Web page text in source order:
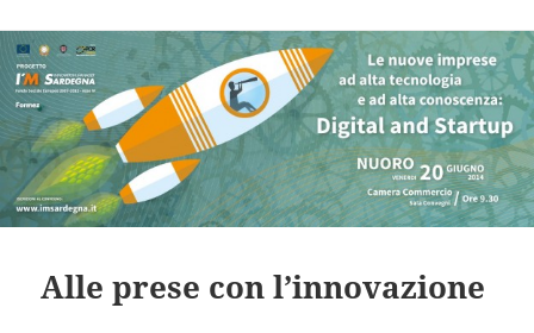
Alle prese con l’innovazione